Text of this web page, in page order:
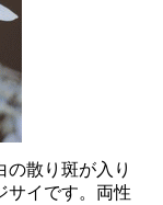
の散り斑が入り
サイです。両性